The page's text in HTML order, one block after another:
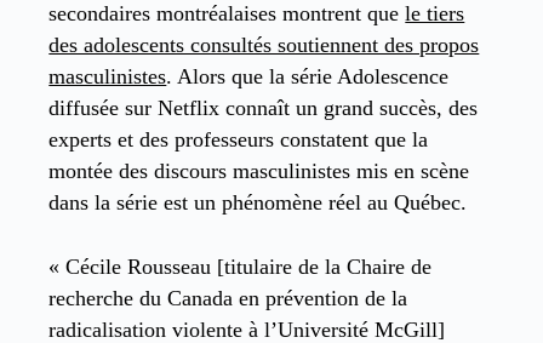
secondaires montréalaises montrent quele tiers
des adolescents consultés soutiennent des propos
masculinistes. Alors que la série Adolescence
diffusée sur Netflix connaît un grand succès, des
experts et des professeurs constatent que la
montée des discours masculinistes mis en scène
dans la série est un phénomène réel au Québec.
« Cécile Rousseau [titulaire de la Chaire de
recherche du Canada en prévention de la
radicalisation violente à l’Université McGill]